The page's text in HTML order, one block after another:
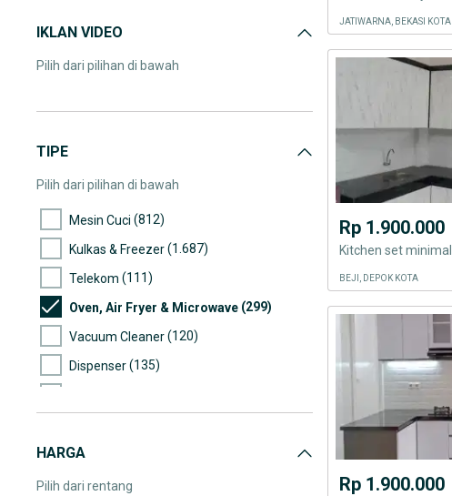
IKLAN VIDEO
Pilih dari pilihan di bawah
TIPE
Pilih dari pilihan di bawah
Mesin Cuci (812)
Kulkas & Freezer(1.687)
Telekom (111)
Oven, Air Fryer & Microwave (299)
Vacuum Cleaner(120)
Dispenser(135)
Lampu
HARGA
Pilih dari rentang
JATIWARNA, BEKASI KOTA
Rp 1.900.000
BEJI, DEPOK KOTA
Rp 1.900.000